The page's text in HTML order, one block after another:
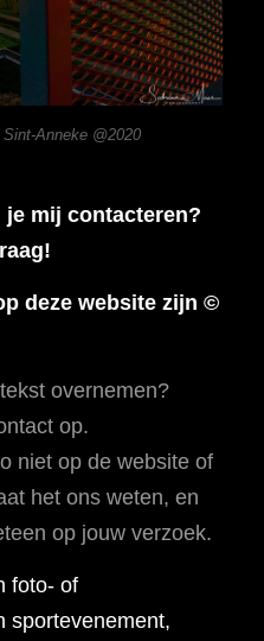
Anneke @2020
mij contacteren?
deze website zijn ©
overnemen?
op.
niet op de website of
het ons weten, en
op jouw verzoek.
foto- of
sportevenement,